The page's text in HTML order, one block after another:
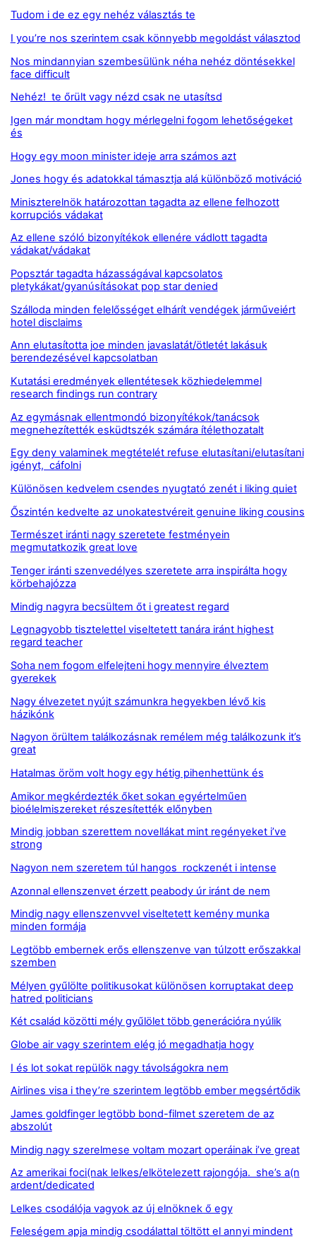
Tudom i de ez egy nehéz választás te
I you’re nos szerintem csak könnyebb megoldást választod
Nos mindannyian szembesülünk néha nehéz döntésekkel
face difficult
Nehéz! te őrült vagy nézd csak ne utasítsd
Igen már mondtam hogy mérlegelni fogom lehetőségeket
és
Hogy egy moon minister ideje arra számos azt
Jones hogy és adatokkal támasztja alá különböző motiváció
Miniszterelnök határozottan tagadta az ellene felhozott
korrupciós vádakat
Az ellene szóló bizonyítékok ellenére vádlott tagadta
vádakat/vádakat
Popsztár tagadta házasságával kapcsolatos
pletykákat/gyanúsításokat pop star denied
Szálloda minden felelősséget elhárít vendégek járműveiért
hotel disclaims
Ann elutasította joe minden javaslatát/ötletét lakásuk
berendezésével kapcsolatban
Kutatási eredmények ellentétesek közhiedelemmel
research findings run contrary
Az egymásnak ellentmondó bizonyítékok/tanácsok
megnehezítették esküdtszék számára ítélethozatalt
Egy deny valaminek megtételét refuse elutasítani/elutasítani
igényt, cáfolni
Különösen kedvelem csendes nyugtató zenét i liking quiet
Őszintén kedvelte az unokatestvéreit genuine liking cousins
Természet iránti nagy szeretete festményein
megmutatkozik great love
Tenger iránti szenvedélyes szeretete arra inspirálta hogy
körbehajózza
Mindig nagyra becsültem őt i greatest regard
Legnagyobb tisztelettel viseltetett tanára iránt highest
regard teacher
Soha nem fogom elfelejteni hogy mennyire élveztem
gyerekek
Nagy élvezetet nyújt számunkra hegyekben lévő kis
házikónk
Nagyon örültem találkozásnak remélem még találkozunk it’s
great
Hatalmas öröm volt hogy egy hétig pihenhettünk és
Amikor megkérdezték őket sokan egyértelműen
bioélelmiszereket részesítették előnyben
Mindig jobban szerettem novellákat mint regényeket i’ve
strong
Nagyon nem szeretem túl hangos rockzenét i intense
Azonnal ellenszenvet érzett peabody úr iránt de nem
Mindig nagy ellenszenvvel viseltetett kemény munka
minden formája
Legtöbb embernek erős ellenszenve van túlzott erőszakkal
szemben
Mélyen gyűlölte politikusokat különösen korruptakat deep
hatred politicians
Két család közötti mély gyűlölet több generációra nyúlik
Globe air vagy szerintem elég jó megadhatja hogy
I és lot sokat repülök nagy távolságokra nem
Airlines visa i they’re szerintem legtöbb ember megsértődik
James goldfinger legtöbb bond-filmet szeretem de az
abszolút
Mindig nagy szerelmese voltam mozart operáinak i’ve great
Az amerikai foci(nak lelkes/elkötelezett rajongója. she’s a(n
ardent/dedicated
Lelkes csodálója vagyok az új elnöknek ő egy
Feleségem apja mindig csodálattal töltött el annyi mindent